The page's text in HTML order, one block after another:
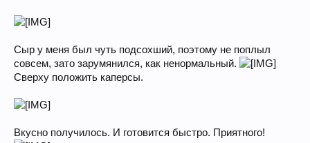
Сыр у меня был чуть подсохший, поэтому не поплыл
совсем, зато зарумянился, как ненормальный.
Сверху положить каперсы.
Вкусно получилось. И готовится быстро. Приятного!